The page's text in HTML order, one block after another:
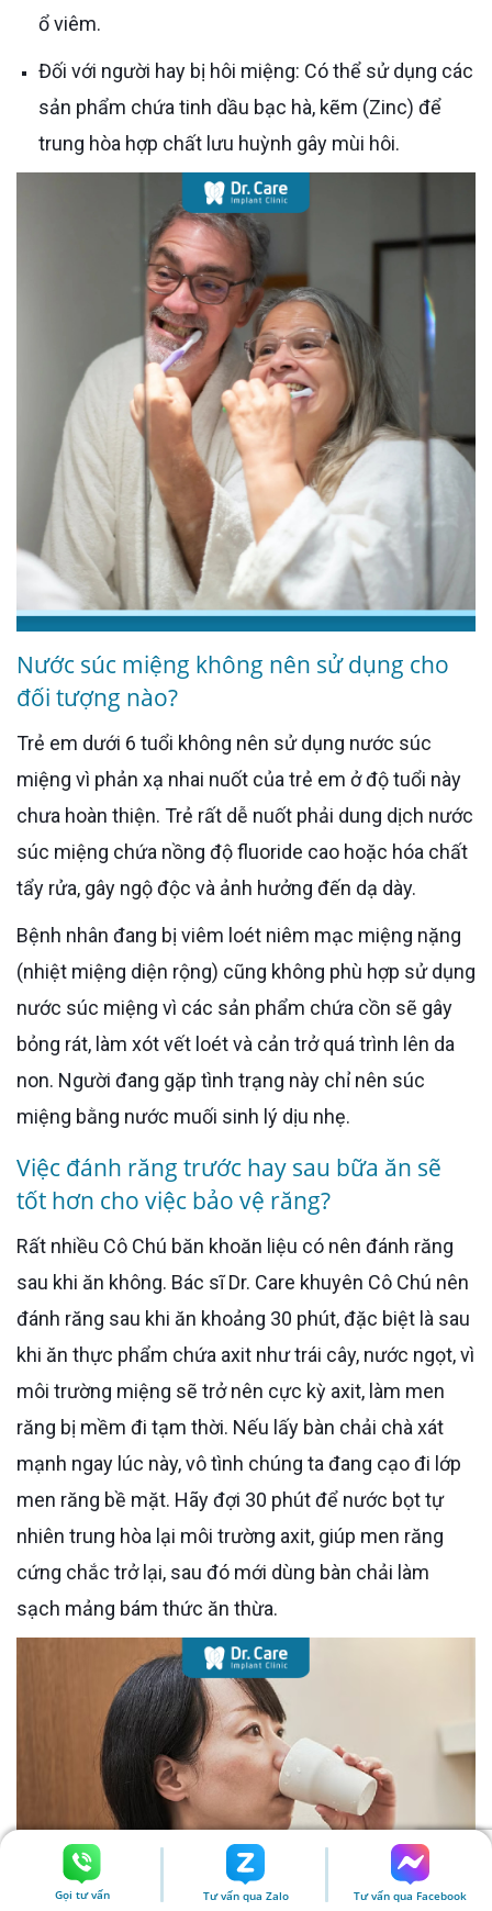
ổ viêm.
Đối với người hay bị hôi miệng: Có thể sử dụng các
sản phẩm chứa tinh dầu bạc hà, kẽm (Zinc) để
trung hòa hợp chất lưu huỳnh gây mùi hôi.
Nước súc miệng không nên sử dụng cho
đối tượng nào?
Trẻ em dưới 6 tuổi không nên sử dụng nước súc
miệng vì phản xạ nhai nuốt của trẻ em ở độ tuổi này
chưa hoàn thiện. Trẻ rất dễ nuốt phải dung dịch nước
súc miệng chứa nồng độ fluoride cao hoặc hóa chất
tẩy rửa, gây ngộ độc và ảnh hưởng đến dạ dày.
Bệnh nhân đang bị viêm loét niêm mạc miệng nặng
(nhiệt miệng diện rộng) cũng không phù hợp sử dụng
nước súc miệng vì các sản phẩm chứa cồn sẽ gây
bỏng rát, làm xót vết loét và cản trở quá trình lên da
non. Người đang gặp tình trạng này chỉ nên súc
miệng bằng nước muối sinh lý dịu nhẹ.
Việc đánh răng trước hay sau bữa ăn sẽ
tốt hơn cho việc bảo vệ răng?
Rất nhiều Cô Chú băn khoăn liệu có nên đánh răng
sau khi ăn không. Bác sĩ Dr. Care khuyên Cô Chú nên
đánh răng sau khi ăn khoảng 30 phút, đặc biệt là sau
khi ăn thực phẩm chứa axit như trái cây, nước ngọt, vì
môi trường miệng sẽ trở nên cực kỳ axit, làm men
răng bị mềm đi tạm thời. Nếu lấy bàn chải chà xát
mạnh ngay lúc này, vô tình chúng ta đang cạo đi lớp
men răng bề mặt. Hãy đợi 30 phút để nước bọt tự
nhiên trung hòa lại môi trường axit, giúp men răng
cứng chắc trở lại, sau đó mới dùng bàn chải làm
sạch mảng bám thức ăn thừa.
Gọi tư vấn Tư vấn qua Zalo Tư vấn qua Facebook